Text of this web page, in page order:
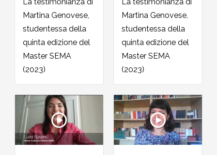
La testimonianza di
Martina Genovese,
studentessa della
quinta edizione del
Master SEMA
(2023)
La testimonianza di
Martina Genovese,
studentessa della
quinta edizione del
Master SEMA
(2023)